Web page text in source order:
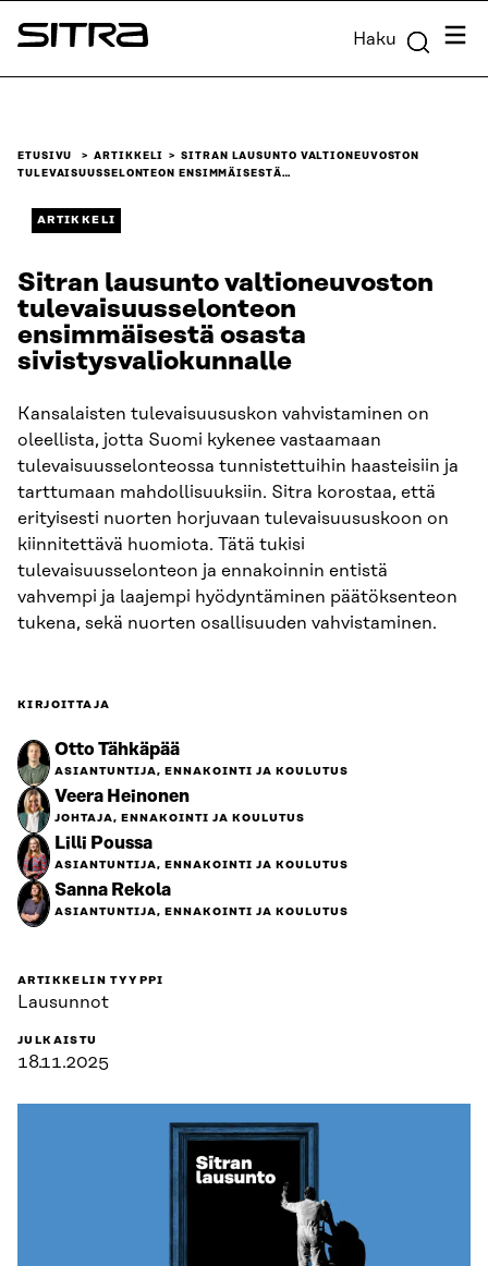
Siirry
suoraan
Sitra Haku
ETUSIVU ARTIKKELI
SITRAN LAUSUNTO VALTIONEUVOSTON
TULEVAISUUSSELONTEON ENSIMMÄISESTÄ…
ARTIKKELI
Sitran lausunto valtioneuvoston
tulevaisuusselonteon
ensimmäisestä osasta
sivistysvaliokunnalle
Kansalaisten tulevaisuususkon vahvistaminen on
oleellista, jotta Suomi kykenee vastaamaan
tulevaisuusselonteossa tunnistettuihin haasteisiin ja
tarttumaan mahdollisuuksiin. Sitra korostaa, että
erityisesti nuorten horjuvaan tulevaisuususkoon on
kiinnitettävä huomiota. Tätä tukisi
tulevaisuusselonteon ja ennakoinnin entistä
vahvempi ja laajempi hyödyntäminen päätöksenteon
tukena, sekä nuorten osallisuuden vahvistaminen.
KIRJOITTAJA
Otto Tähkäpää
ASIANTUNTIJA, ENNAKOINTI JA KOULUTUS
Veera Heinonen
JOHTAJA, ENNAKOINTI JA KOULUTUS
Lilli Poussa
ASIANTUNTIJA, ENNAKOINTI JA KOULUTUS
Sanna Rekola
ASIANTUNTIJA, ENNAKOINTI JA KOULUTUS
ARTIKKELIN TYYPPI
Lausunnot
JULKAISTU
18.11.2025